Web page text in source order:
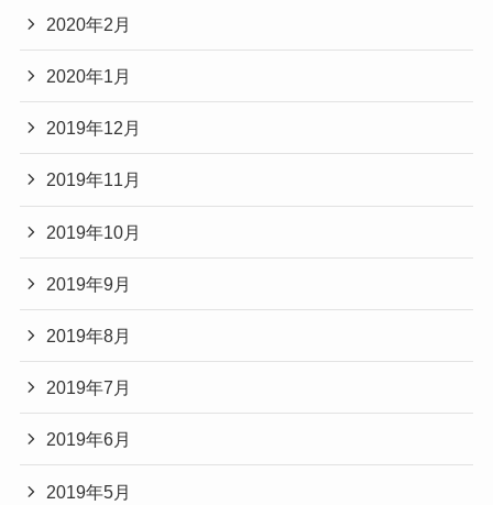
2020年2月
2020年1月
2019年12月
2019年11月
2019年10月
2019年9月
2019年8月
2019年7月
2019年6月
2019年5月